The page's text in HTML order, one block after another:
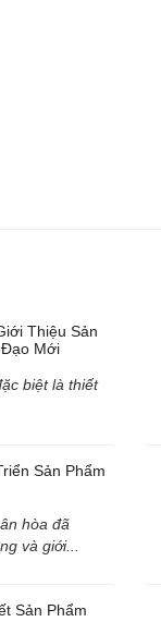
Thiệu Sản
Đạo Mới
biệt là thiết
Sản Phẩm
hòa đã
và giới...
Sản Phẩm